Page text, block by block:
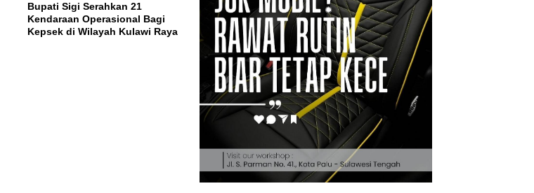
Bupati Sigi Serahkan 21
Kendaraan Operasional Bagi
Kepsek di Wilayah Kulawi Raya